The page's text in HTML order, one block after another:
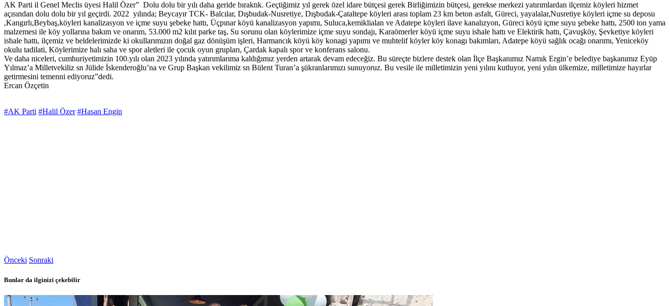
AK Parti il Genel Meclis üyesi Halil Özer” Dolu dolu bir yılı daha geride bıraktık. Geçtiğimiz yıl gerek özel idare bütçesi gerek Birliğimizin bütçesi, gerekse merkezi yatırımlardan ilçemiz köyleri hizmet
açısından dolu dolu bir yıl geçirdi. 2022 yılında; Beycayır TCK- Balcılar, Dışbudak-Nusretiye, Dışbudak-Çataltepe köyleri arası toplam 23 km beton asfalt, Güreci, yayalalar,Nusretiye köyleri içme su deposu
,Kangırlı,Beybaş,köyleri kanalizasyon ve içme suyu şebeke hattı, Üçpınar köyü kanalizasyon yapımı, Suluca,kemiklialan ve Adatepe köyleri ilave kanalızyon, Güreci köyü içme suyu şebeke hattı, 2500 ton yama
malzemesi ile köy yollarına bakım ve onarım, 53.000 m2 kılıt parke taş, Su sorunu olan köylerimize içme suyu sondajı, Karaömerler köyü içme suyu ishale hattı ve Elektirik hattı, Çavuşköy, Şevketiye köyleri
ishale hattı, ilçemiz ve beldelerimizde ki okullarımızın doğal gaz dönüşüm işleri, Harmancık köyü köy konagi yapımı ve muhtelif köyler köy konagı bakımları, Adatepe köyü sağlık ocağı onarımı, Yeniceköy
okulu tadilati, Köylerimize halı saha ve spor aletleri ile çocuk oyun grupları, Çardak kapalı spor ve konferans salonu.
Ve daha niceleri, cumhuriyetimizin 100.yılı olan 2023 yılında yatırımlarıma kaldığımız yerden artarak devam edeceğiz. Bu süreçte bizlere destek olan İlçe Başkanımız Namık Ergin’e belediye başkanımız Eyüp
Yılmaz’a Milletvekiliz sn Jülide İskenderoğlu’na ve Grup Başkan vekilimiz sn Bülent Turan’a şükranlarımızı sunuyoruz. Bu vesile ile milletimizin yeni yılını kutluyor, yeni yılın ülkemize, milletimize hayırlar
getirmesini temenni ediyoruz”dedi.
Ercan Özçetin
#AK Parti #Halil Özer #Hasan Engin
Önceki Sonraki
Bunlar da ilginizi çekebilir